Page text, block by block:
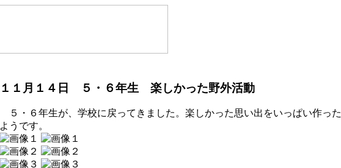
１１月１４日 ５・６年生 楽しかった野外活動
５・６年生が、学校に戻ってきました。楽しかった思い出をいっぱい作った
ようです。